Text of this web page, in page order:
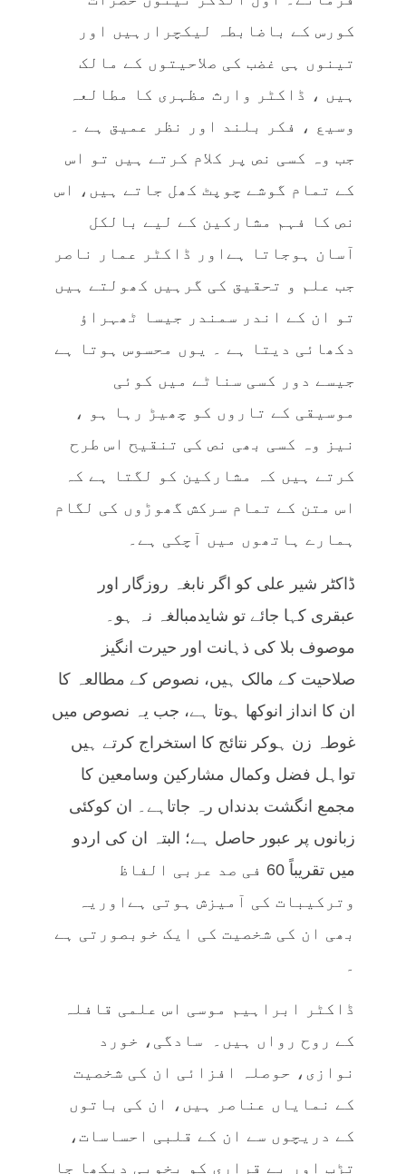
کورس کے باضابطہ لیکچرارہیں اور
تینوں ہی غضب کی صلاحیتوں کے مالک
ہیں ، ڈاکٹر وارث مظہری کا مطالعہ
وسیع ، فکر بلند اور نظر عمیق ہے ۔
جب وہ کسی نص پر کلام کرتے ہیں تو اس
کے تمام گوشے چوپٹ کھل جاتے ہیں، اس
نص کا فہم مشارکین کے لیے بالکل
آسان ہوجاتا ہےاور ڈاکٹر عمار ناصر
جب علم و تحقیق کی گرہیں کھولتے ہیں
تو ان کے اندر سمندر جیسا ٹھہراؤ
دکھائی دیتا ہے ۔ یوں محسوس ہوتا ہے
جیسے دور کسی سناٹے میں کوئی
موسیقی کے تاروں کو چھیڑ رہا ہو ،
نیز وہ کسی بھی نص کی تنقیح اس طرح
کرتے ہیں کہ مشارکین کو لگتا ہے کہ
اس متن کے تمام سرکش گھوڑوں کی لگام
ہمارے ہاتھوں میں آچکی ہے۔
ڈاکٹر شیر علی کو اگر نابغہ روزگار اور
عبقری کہا جائے تو شایدمبالغہ نہ ہو۔
موصوف بلا کی ذہانت اور حیرت انگیز
صلاحیت کے مالک ہیں، نصوص کے مطالعہ کا
ان کا انداز انوکھا ہوتا ہے، جب یہ نصوص میں
غوطہ زن ہوکر نتائج کا استخراج کرتے ہیں
تواہل فضل وکمال مشارکین وسامعین کا
مجمع انگشت بدنداں رہ جاتاہے۔ ان کوکئی
زبانوں پر عبور حاصل ہے؛ البتہ ان کی اردو
میں تقریباً 60 فی صد عربی الفاظ
وترکیبات کی آمیزش ہوتی ہےاوریہ
بھی ان کی شخصیت کی ایک خوبصورتی ہے
ڈاکٹر ابراہیم موسی اس علمی قافلہ
کے روح رواں ہیں۔ سادگی، خورد
نوازی، حوصلہ افزائی ان کی شخصیت
کے نمایاں عناصر ہیں، ان کی باتوں
کے دریچوں سے ان کے قلبی احساسات،
تڑپ اور بے قراری کو بخوبی دیکھا جا